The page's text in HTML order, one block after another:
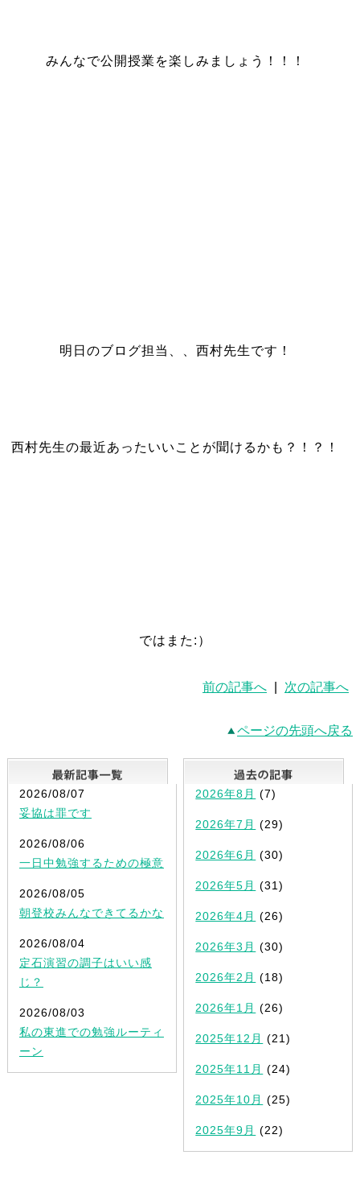
みんなで公開授業を楽しみましょう！！！
明日のブログ担当、、西村先生です！
西村先生の最近あったいいことが聞けるかも？！？！
ではまた:）
前の記事へ 次の記事へ
ページの先頭へ戻る
最新記事一覧
2026/08/07
妥協は罪です
2026/08/06
一日中勉強するための極意
2026/08/05
朝登校みんなできてるかな
2026/08/04
定石演習の調子はいい感
じ？
2026/08/03
私の東進での勉強ルーティ
ーン
2026年8月 (7)
2026年7月 (29)
2026年6月 (30)
2026年5月 (31)
2026年4月 (26)
2026年3月 (30)
2026年2月 (18)
2026年1月 (26)
2025年12月 (21)
2025年11月 (24)
2025年10月 (25)
2025年9月 (22)